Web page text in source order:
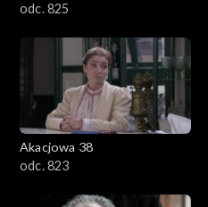
odc. 825
Akacjowa 38
odc. 823